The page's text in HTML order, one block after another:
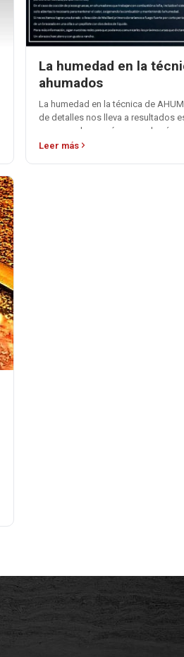
La humedad en la
ahumados
La humedad en la técnica de
de detalles nos lleva a resultados
procesos homogéneos, y alegrías
Leer más